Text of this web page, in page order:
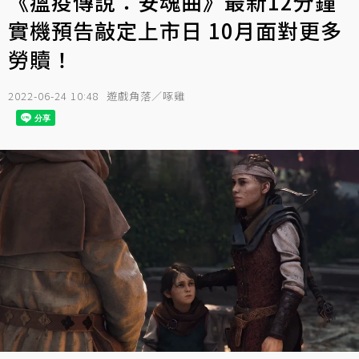
實機預告敲定上市日 10月面對更多
勞贖！
2022-06-24 10:48 遊戲角落／啄雞